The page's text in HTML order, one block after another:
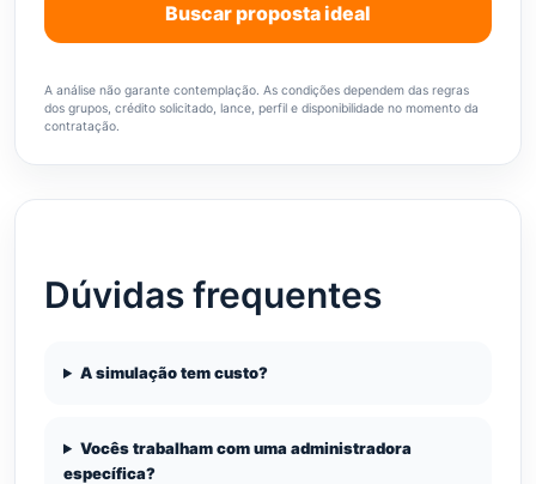
Buscar proposta ideal
A análise não garante contemplação. As condições dependem das regras
dos grupos, crédito solicitado, lance, perfil e disponibilidade no momento da
contratação.
Dúvidas frequentes
A simulação tem custo?
Vocês trabalham com uma administradora
específica?